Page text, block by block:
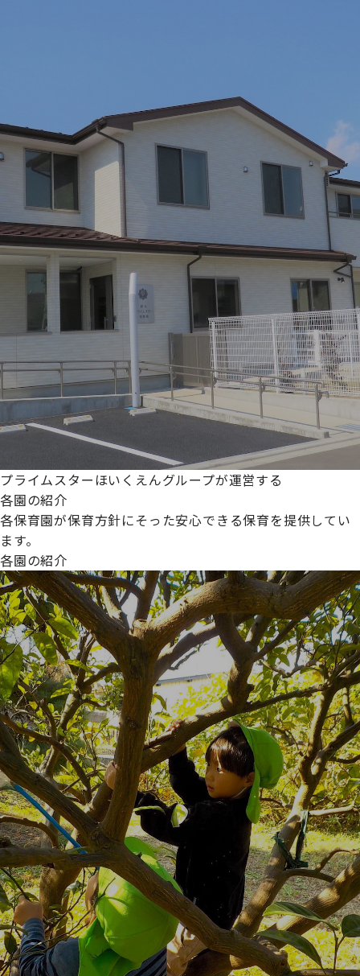
プライムスターほいくえんグループが運営する
各園の紹介
各保育園が保育方針にそった安心できる保育を提供してい
ます。
各園の紹介